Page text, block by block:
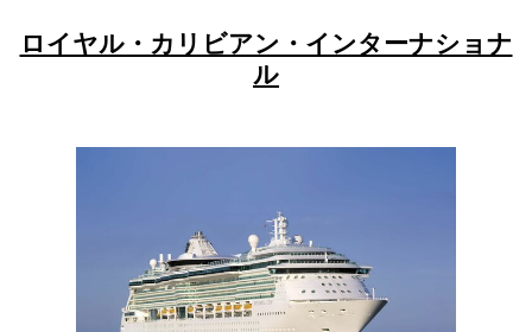
ロイヤル・カリビアン・インターナショナ
ル